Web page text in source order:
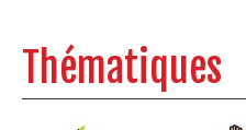
Thématiques